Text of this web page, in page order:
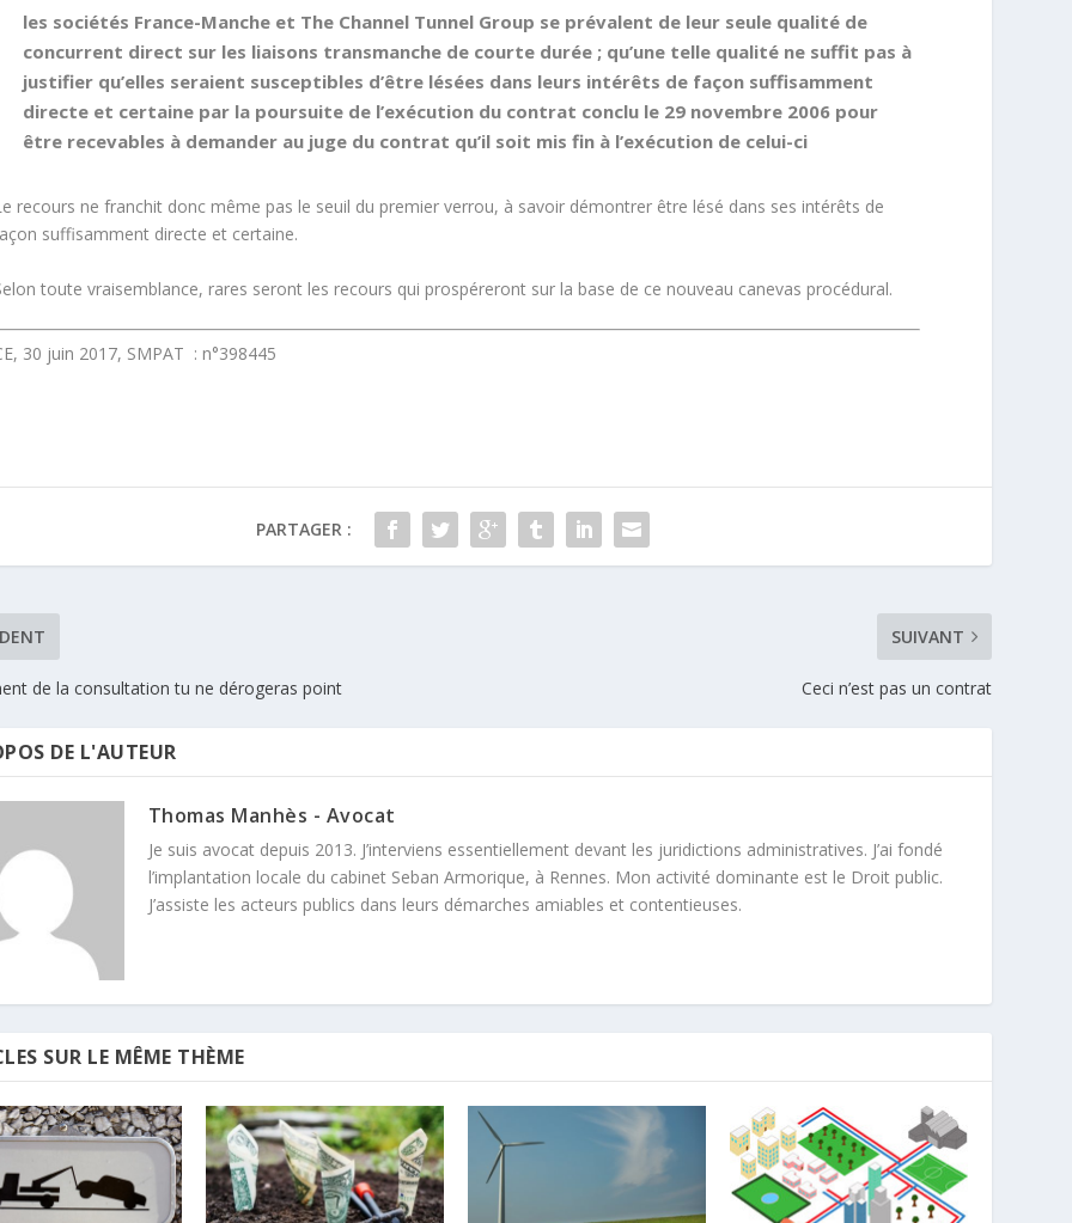
les sociétés France-Manche et The Channel Tunnel Group se prévalent de leur seule qualité de
concurrent direct sur les liaisons transmanche de courte durée ; qu’une telle qualité ne suffit pas à
justifier qu’elles seraient susceptibles d’être lésées dans leurs intérêts de façon suffisamment
directe et certaine par la poursuite de l’exécution du contrat conclu le 29 novembre 2006 pour
être recevables à demander au juge du contrat qu’il soit mis fin à l’exécution de celui-ci
recours ne franchit donc même pas le seuil du premier verrou, à savoir démontrer être lésé dans ses intérêts de
suffisamment directe et certaine.
toute vraisemblance, rares seront les recours qui prospéreront sur la base de ce nouveau canevas procédural.
30 juin 2017, SMPAT : n°398445
PARTAGER :
de la consultation tu ne dérogeras point
SUIVANT
Ceci n’est pas un contrat
DE L'AUTEUR
Thomas Manhès - Avocat
Je suis avocat depuis 2013. J’interviens essentiellement devant les juridictions administratives. J’ai fondé
l’implantation locale du cabinet Seban Armorique, à Rennes. Mon activité dominante est le Droit public.
J’assiste les acteurs publics dans leurs démarches amiables et contentieuses.
SUR LE MÊME THÈME